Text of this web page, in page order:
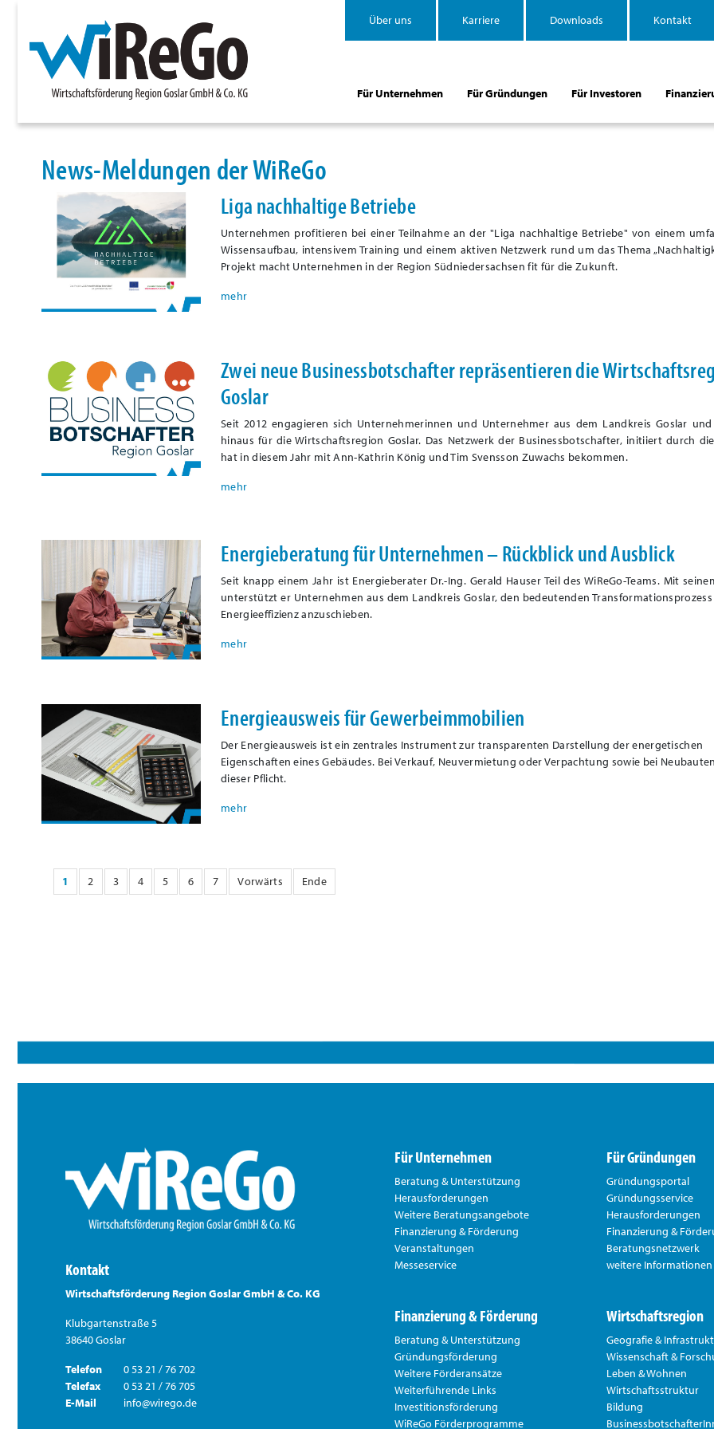
Über uns Karriere Downloads Kontakt
Für Unternehmen Für Gründungen Für Investoren
News-Meldungen der WiReGo
Liga nachhaltige Betriebe
Unternehmen profitieren bei einer Teilnahme an der "Liga nachhaltige Betriebe" von einem
Wissensaufbau, intensivem Training und einem aktiven Netzwerk rund um das Thema
Projekt macht Unternehmen in der Region Südniedersachsen fit für die Zukunft.
Zwei neue Businessbotschafter repräsentieren die
Goslar
Seit 2012 engagieren sich Unternehmerinnen und Unternehmer aus dem Landkreis Goslar
hinaus für die Wirtschaftsregion Goslar. Das Netzwerk der Businessbotschafter, initiiert durch die
hat in diesem Jahr mit Ann-Kathrin König und Tim Svensson Zuwachs bekommen.
Energieberatung für Unternehmen – Rückblick und Ausblick
Seit knapp einem Jahr ist Energieberater Dr.-Ing. Gerald Hauser Teil des WiReGo-Teams. Mit
unterstützt er Unternehmen aus dem Landkreis Goslar, den bedeutenden
Energieeffizienz anzuschieben.
Energieausweis für Gewerbeimmobilien
Der Energieausweis ist ein zentrales Instrument zur transparenten Darstellung der energetischen
Eigenschaften eines Gebäudes. Bei Verkauf, Neuvermietung oder Verpachtung sowie bei
dieser Pflicht.
1 2 3 4 5 6 7 Vorwärts Ende
Kontakt
Wirtschaftsförderung Region Goslar GmbH & Co. KG
Klubgartenstraße 5
38640 Goslar
Telefon
0 53 21 / 76 702
Telefax
0 53 21 / 76 705
E-Mail
info@wirego.de
Für Unternehmen
Beratung & Unterstützung
Herausforderungen
Weitere Beratungsangebote
Finanzierung & Förderung
Veranstaltungen
Messeservice
Für Gründungen
Gründungsportal
Gründungsservice
Herausforderungen
Finanzierung &
Beratungsnetzwerk
weitere Informationen
Finanzierung & Förderung
Beratung & Unterstützung
Gründungsförderung
Weitere Förderansätze
Weiterführende Links
Investitionsförderung
WiReGo Förderprogramme
Wirtschaftsregion
Geografie &
Wissenschaft &
Leben & Wohnen
Wirtschaftsstruktur
Bildung